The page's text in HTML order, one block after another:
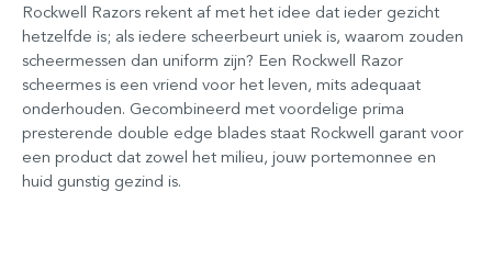
Rockwell Razors rekent af met het idee dat ieder gezicht
hetzelfde is; als iedere scheerbeurt uniek is, waarom zouden
scheermessen dan uniform zijn? Een Rockwell Razor
scheermes is een vriend voor het leven, mits adequaat
onderhouden. Gecombineerd met voordelige prima
presterende double edge blades staat Rockwell garant voor
een product dat zowel het milieu, jouw portemonnee en
huid gunstig gezind is.